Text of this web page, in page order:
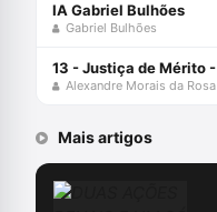
IA Gabriel Bulhões
Gabriel Bulhões
Alexandre Morais da Rosa
Mais artigos